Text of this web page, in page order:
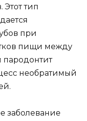
тип
при
пищи между
необратимый
заболевание